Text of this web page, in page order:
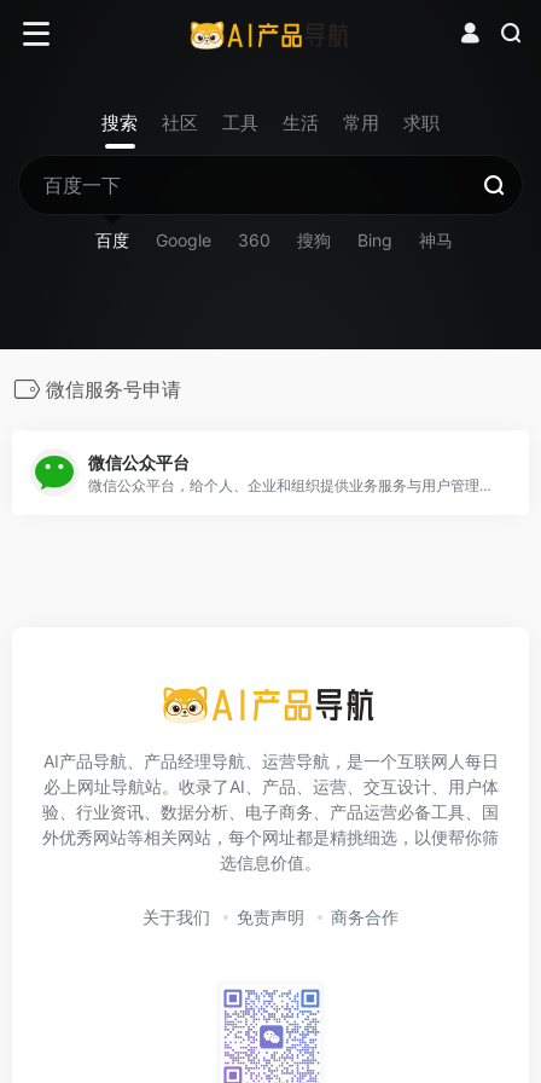
搜索 社区 工具 生活 常用 求职
百度 Google 360 搜狗 Bing 神马
微信服务号申请
微信公众平台
微信公众平台，给个人、企业和组织提供业务服务与用户管理能力的全新服务平台。
AI产品导航、产品经理导航、运营导航，是一个互联网人每日
必上网址导航站。收录了AI、产品、运营、交互设计、用户体
验、行业资讯、数据分析、电子商务、产品运营必备工具、国
外优秀网站等相关网站，每个网址都是精挑细选，以便帮你筛
选信息价值。
关于我们 免责声明 商务合作